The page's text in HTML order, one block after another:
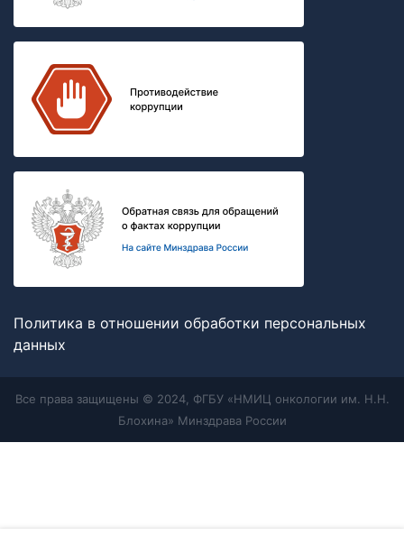
Политика в отношении обработки персональных
данных
Все права защищены © 2024, ФГБУ «НМИЦ онкологии им. Н.Н.
Блохина» Минздрава России